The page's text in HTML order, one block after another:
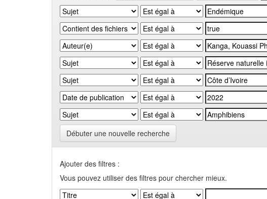
Débuter une nouvelle recherche
Ajouter des filtres :
Vous pouvez utiliser des filtres pour chercher mieux.